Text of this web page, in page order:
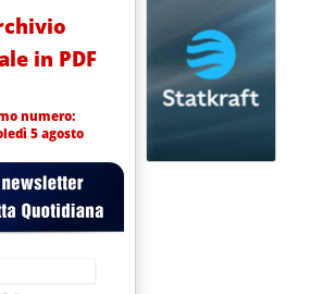
in PDF
numero:
5 agosto